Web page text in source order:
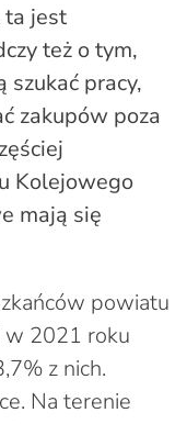
ta jest
też o tym,
szukać pracy,
zakupów poza
Kolejowego
mają się
powiatu
w 2021 roku
z nich.
Na terenie